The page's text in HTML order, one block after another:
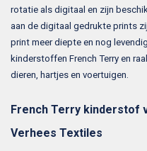
rotatie als digitaal en zijn
aan de digitaal gedrukte prints
print meer diepte en nog
kinderstoffen French Terry en
dieren, hartjes en voertuigen.
French Terry kinderstof
Verhees Textiles